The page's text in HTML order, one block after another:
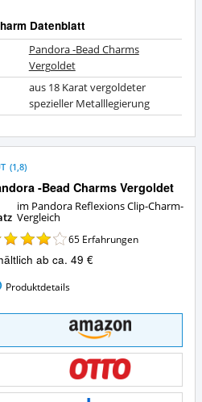
Datenblatt
Pandora -Bead Charms
Vergoldet
aus 18 Karat vergoldeter
spezieller Metalllegierung
-Bead Charms Vergoldet
(1,8)
im Pandora Reflexions Clip-Charm-
Vergleich
65 Erfahrungen
ab ca. 49 €
Produktdetails